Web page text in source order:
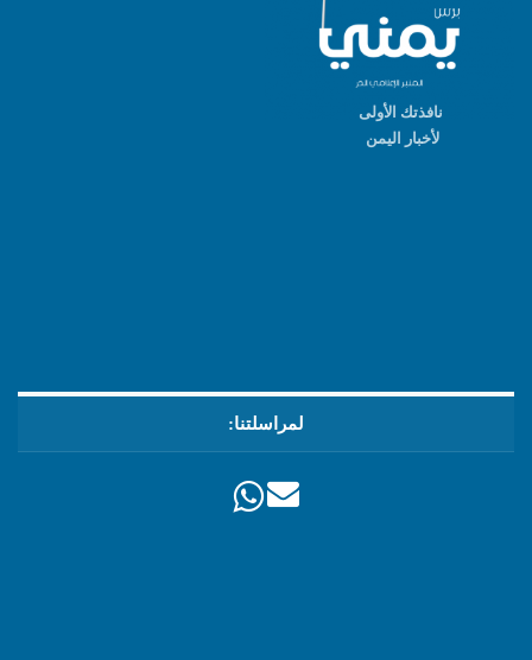
نافذتك الأولى
لأخبار اليمن
لمراسلتنا: